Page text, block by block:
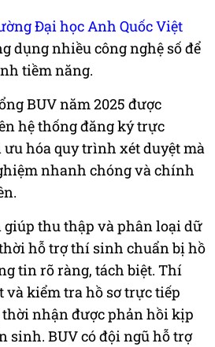
Đại học Anh Quốc Việt
dụng nhiều công nghệ số để
tiềm năng.
BUV năm 2025 được
hệ thống đăng ký trực
hóa quy trình xét duyệt mà
nhanh chóng và chính
giúp thu thập và phân loại dữ
hỗ trợ thí sinh chuẩn bị hồ
tin rõ ràng, tách biệt. Thí
và kiểm tra hồ sơ trực tiếp
nhận được phản hồi kịp
sinh. BUV có đội ngũ hỗ trợ